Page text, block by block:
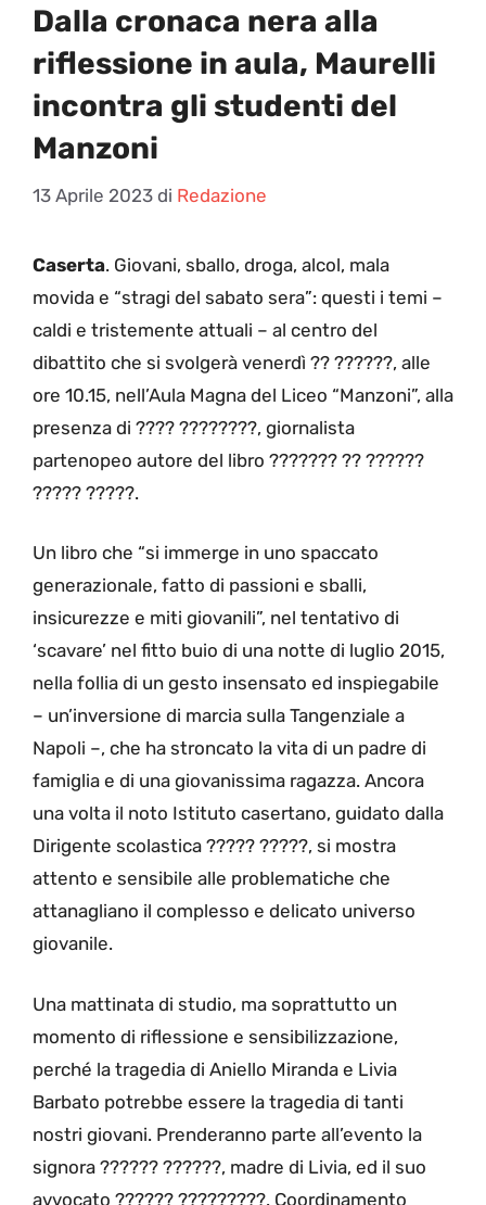
Dalla cronaca nera alla
riflessione in aula, Maurelli
incontra gli studenti del
Manzoni
13 Aprile 2023 di Redazione
Caserta. Giovani, sballo, droga, alcol, mala
movida e “stragi del sabato sera”: questi i temi –
caldi e tristemente attuali – al centro del
dibattito che si svolgerà venerdì ?? ??????, alle
ore 10.15, nell’Aula Magna del Liceo “Manzoni”, alla
presenza di ???? ????????, giornalista
partenopeo autore del libro ??????? ?? ??????
????? ?????.
Un libro che “si immerge in uno spaccato
generazionale, fatto di passioni e sballi,
insicurezze e miti giovanili”, nel tentativo di
‘scavare’ nel fitto buio di una notte di luglio 2015,
nella follia di un gesto insensato ed inspiegabile
– un’inversione di marcia sulla Tangenziale a
Napoli –, che ha stroncato la vita di un padre di
famiglia e di una giovanissima ragazza. Ancora
una volta il noto Istituto casertano, guidato dalla
Dirigente scolastica ????? ?????, si mostra
attento e sensibile alle problematiche che
attanagliano il complesso e delicato universo
giovanile.
Una mattinata di studio, ma soprattutto un
momento di riflessione e sensibilizzazione,
perché la tragedia di Aniello Miranda e Livia
Barbato potrebbe essere la tragedia di tanti
nostri giovani. Prenderanno parte all’evento la
signora ?????? ??????, madre di Livia, ed il suo
avvocato ?????? ?????????. Coordinamento